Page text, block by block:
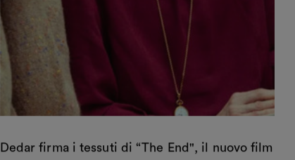
Dedar firma i tessuti di “The End", il nuovo film